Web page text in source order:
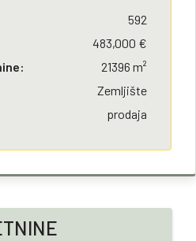
592
483,000 €
21396 m²
Zemljište
prodaja